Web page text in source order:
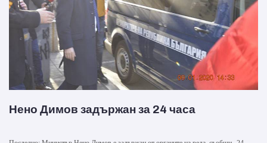
Нено Димов задържан за 24 часа